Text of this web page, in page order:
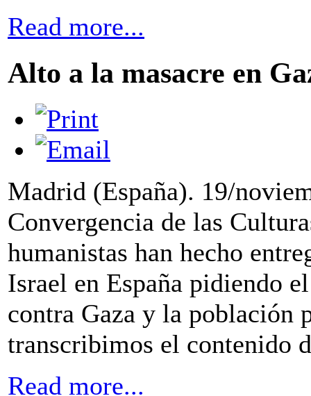
Read more...
Alto a la masacre en
Madrid (España). 19/
Convergencia de las
humanistas han hecho
Israel en España pidiendo
contra Gaza y la población
transcribimos el contenido
Read more...